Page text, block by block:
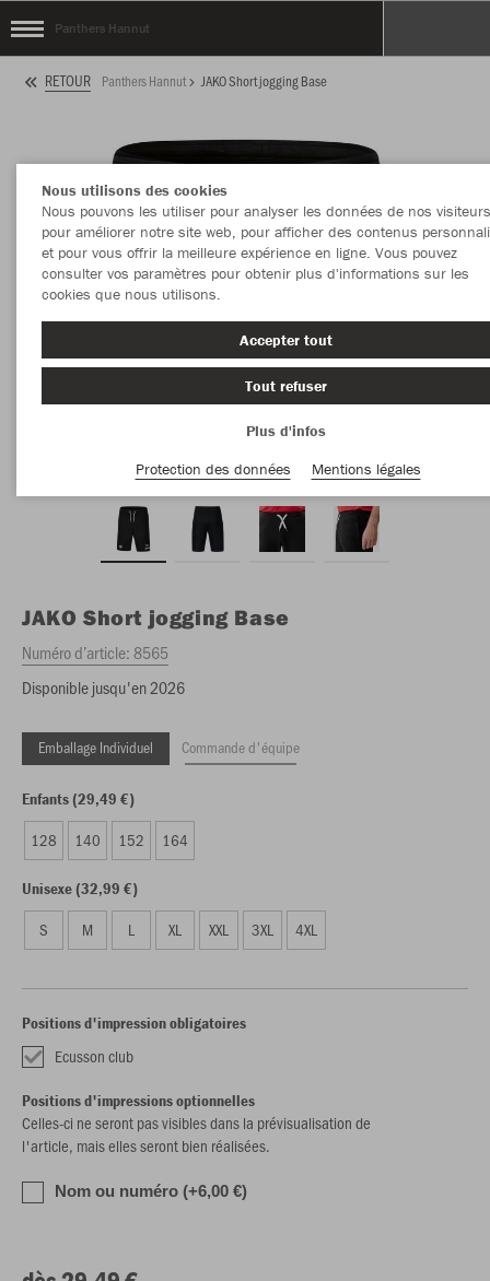
Panthers Hannut
RETOUR Panthers Hannut JAKO Short jogging Base
JAKO Short jogging Base
Numéro d’article:8565
Disponible jusqu'en 2026
Emballage Individuel Commande d'équipe
Enfants (29,49 €)
128 140 152 164
Unisexe (32,99 €)
S M L XL XXL 3XL 4XL
Positions d'impression obligatoires
Ecusson club
Positions d'impressions optionnelles
Celles-ci ne seront pas visibles dans la prévisualisation de
l'article, mais elles seront bien réalisées.
Nom ou numéro (+6,00 €)
Nous utilisons des cookies
Nous pouvons les utiliser pour analyser les données de nos
pour améliorer notre site web, pour afficher des contenus
et pour vous offrir la meilleure expérience en ligne. Vous pouvez
consulter vos paramètres pour obtenir plus d'informations sur les
cookies que nous utilisons.
Accepter tout
Tout refuser
Plus d'infos
Protection des données
Mentions légales